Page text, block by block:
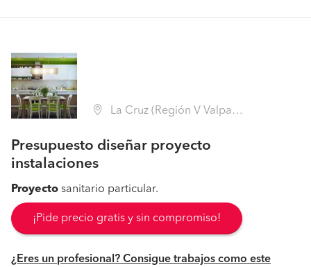
La Cruz (Región V Valparaíso - Quillota)
Presupuesto diseñar proyecto
instalaciones
Proyecto sanitario particular.
¡Pide precio gratis y sin compromiso!
¿Eres un profesional? Consigue trabajos como este